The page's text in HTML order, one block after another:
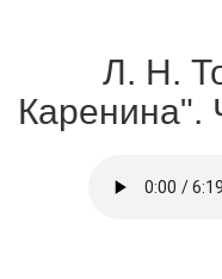
Л. Н.
Каренина".